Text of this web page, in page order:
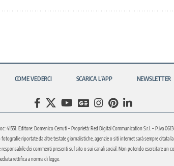
COME VEDERCI SCARICA L’APP NEWSLETTER
41551. Editore: Domenico Cerruti – Proprietà: Red Digital Communication S.r.l. – P.iva
riportate da altre testate giornalistiche, agenzie o siti internet sarà sempre
dei commenti presenti sul sito o sui canali social. Non potendo esercitare
rettifica a norma di legge.